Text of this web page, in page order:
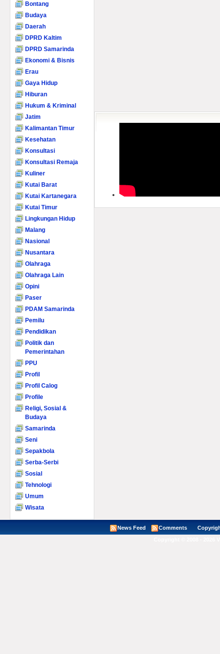
Bontang
Budaya
Daerah
DPRD Kaltim
DPRD Samarinda
Ekonomi & Bisnis
Erau
Gaya Hidup
Hiburan
Hukum & Kriminal
Jatim
Kalimantan Timur
Kesehatan
Konsultasi
Konsultasi Remaja
Kuliner
Kutai Barat
Kutai Kartanegara
Kutai Timur
Lingkungan Hidup
Malang
Nasional
Nusantara
Olahraga
Olahraga Lain
Opini
Paser
PDAM Samarinda
Pemilu
Pendidikan
Politik dan
Pemerintahan
PPU
Profil
Profil Calog
Profile
Religi, Sosial &
Budaya
Samarinda
Seni
Sepakbola
Serba-Serbi
Sosial
Tehnologi
Umum
Wisata
News Feed Comments Copyright